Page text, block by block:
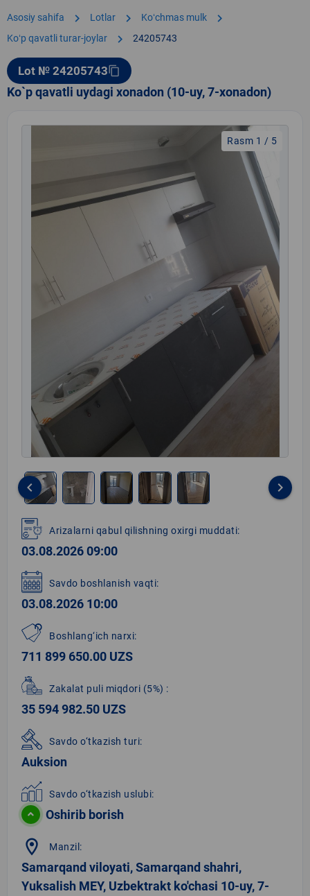
Asosiy sahifa chevron_right Lotlar chevron_right Koʻchmas mulk chevron_right
Koʻp qavatli turar-joylar chevron_right 24205743
Lot № 24205743content_copy
Ko`p qavatli uydagi xonadon (10-uy, 7-xonadon)
Rasm 1 / 5
1
of
5
keyboard_arrow_left keyboard_arrow_right
Arizalarni qabul qilishning oxirgi muddati:
03.08.2026 09:00
Savdo boshlanish vaqti:
03.08.2026 10:00
Boshlang‘ich narxi:
711 899 650.00 UZS
Zakalat puli miqdori (5%) :
35 594 982.50 UZS
Savdo o‘tkazish turi:
Auksion
Savdo o‘tkazish uslubi:
Oshirib borish
location_on Manzil:
Samarqand viloyati, Samarqand shahri,
Yuksalish MEY, Uzbektrakt ko'chasi 10-uy, 7-